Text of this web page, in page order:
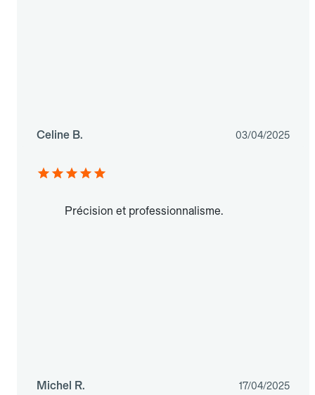
Celine B. 03/04/2025
Précision et professionnalisme.
Michel R. 17/04/2025